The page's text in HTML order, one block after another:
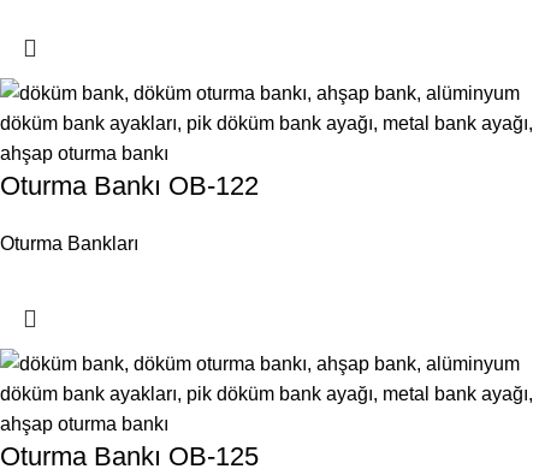
Oturma Bankı OB-122
Oturma Bankları
Oturma Bankı OB-125